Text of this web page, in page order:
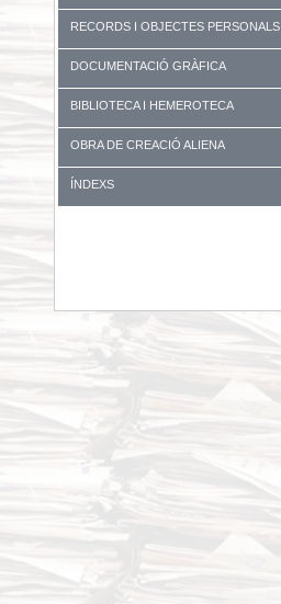
RECORDS I OBJECTES PERSONALS
DOCUMENTACIÓ GRÀFICA
BIBLIOTECA I HEMEROTECA
OBRA DE CREACIÓ ALIENA
ÍNDEXS